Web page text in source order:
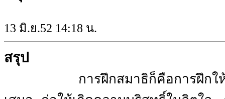
13 มิ.ย.52 14:18 น.
สรุป
การฝึกสมาธิก็คือการฝึก